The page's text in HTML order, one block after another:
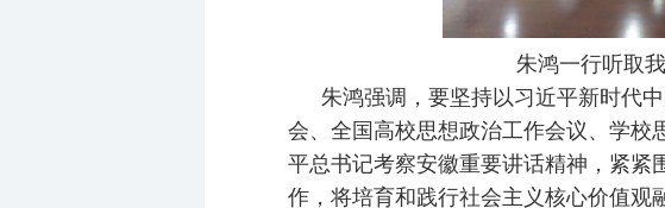
朱鸿一行听取
朱鸿强调，要坚持以习近平新时代
会、全国高校思想政治工作会议、学校
平总书记考察安徽重要讲话精神，紧紧
作，将培育和践行社会主义核心价值观